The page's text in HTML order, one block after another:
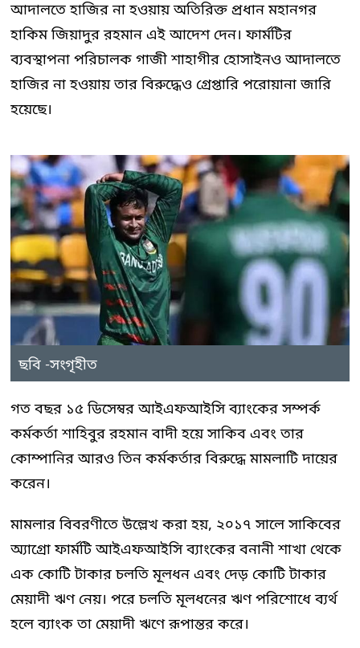
আদালতে হাজির না হওয়ায় অতিরিক্ত প্রধান মহানগর
হাকিম জিয়াদুর রহমান এই আদেশ দেন। ফার্মটির
ব্যবস্থাপনা পরিচালক গাজী শাহাগীর হোসাইনও আদালতে
হাজির না হওয়ায় তার বিরুদ্ধেও গ্রেপ্তারি পরোয়ানা জারি
হয়েছে।
ছবি -সংগৃহীত
গত বছর ১৫ ডিসেম্বর আইএফআইসি ব্যাংকের সম্পর্ক
কর্মকর্তা শাহিবুর রহমান বাদী হয়ে সাকিব এবং তার
কোম্পানির আরও তিন কর্মকর্তার বিরুদ্ধে মামলাটি দায়ের
করেন।
মামলার বিবরণীতে উল্লেখ করা হয়, ২০১৭ সালে সাকিবের
অ্যাগ্রো ফার্মটি আইএফআইসি ব্যাংকের বনানী শাখা থেকে
এক কোটি টাকার চলতি মূলধন এবং দেড় কোটি টাকার
মেয়াদী ঋণ নেয়। পরে চলতি মূলধনের ঋণ পরিশোধে ব্যর্থ
হলে ব্যাংক তা মেয়াদী ঋণে রূপান্তর করে।